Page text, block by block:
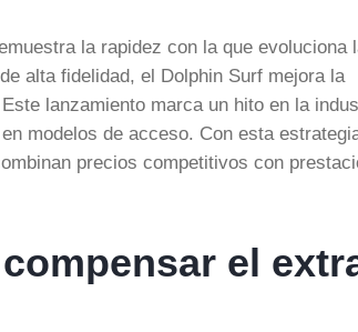
la rapidez con la que evoluciona
alta fidelidad, el Dolphin Surf mejora la
lanzamiento marca un hito en la
modelos de acceso. Con esta
precios competitivos con
el